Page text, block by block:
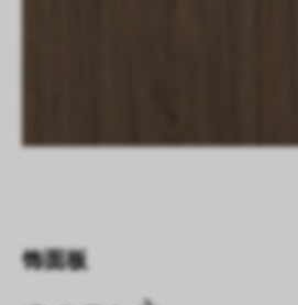
饰面板